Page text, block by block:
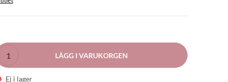
LÄGG I VARUKORGEN
Ej i lager